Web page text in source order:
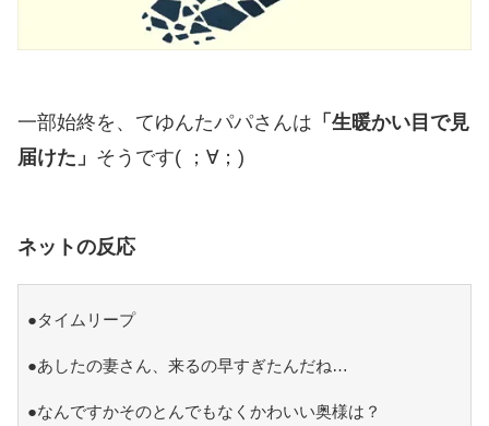
一部始終を、てゆんたパパさんは 「生暖かい目で見
届けた」 そうです( ；∀；)
ネットの反応
●タイムリープ
●あしたの妻さん、来るの早すぎたんだね…
●なんですかそのとんでもなくかわいい奥様は？